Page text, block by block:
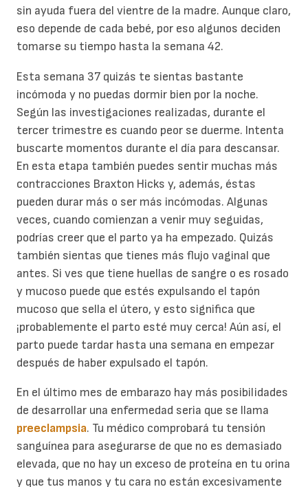
sin ayuda fuera del vientre de la madre. Aunque claro,
eso depende de cada bebé, por eso algunos deciden
tomarse su tiempo hasta la semana 42.
Esta semana 37 quizás te sientas bastante
incómoda y no puedas dormir bien por la noche.
Según las investigaciones realizadas, durante el
tercer trimestre es cuando peor se duerme. Intenta
buscarte momentos durante el día para descansar.
En esta etapa también puedes sentir muchas más
contracciones Braxton Hicks y, además, éstas
pueden durar más o ser más incómodas. Algunas
veces, cuando comienzan a venir muy seguidas,
podrías creer que el parto ya ha empezado. Quizás
también sientas que tienes más flujo vaginal que
antes. Si ves que tiene huellas de sangre o es rosado
y mucoso puede que estés expulsando el tapón
mucoso que sella el útero, y esto significa que
¡probablemente el parto esté muy cerca! Aún así, el
parto puede tardar hasta una semana en empezar
después de haber expulsado el tapón.
En el último mes de embarazo hay más posibilidades
de desarrollar una enfermedad seria que se llama
preeclampsia. Tu médico comprobará tu tensión
sanguínea para asegurarse de que no es demasiado
elevada, que no hay un exceso de proteína en tu orina
y que tus manos y tu cara no están excesivamente